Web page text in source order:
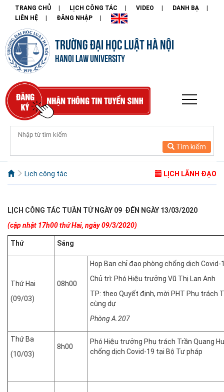
TRANG CHỦ LỊCH CÔNG TÁC VIDEO
DANH BẠ
LIÊN HỆ
ĐĂNG NHẬP
TRƯỜNG ĐẠI HỌC LUẬT HÀ NỘI
HANOI LAW UNIVERSITY
Tìm kiếm
Lịch công tác LỊCH LÃNH ĐẠO
LỊCH CÔNG TÁC TUẦN TỪ NGÀY 09 ĐẾN NGÀY 13/03/2020
(cập nhật 17h00 thứ Hai, ngày 09/3/2020)
Thứ Sáng
Thứ Hai
(09/03)
08h00
Họp Ban chỉ đạo phòng chống dịch Covid-
Chủ trì: Phó Hiệu trưởng Vũ Thị Lan Anh
TP: theo Quyết định, mời PHT Phụ trách
cùng dự
Phòng A.207
Thứ Ba
(10/03)
8h00
Phó Hiệu trưởng Phụ trách Trần Quang
chống dịch Covid-19 tại Bộ Tư pháp